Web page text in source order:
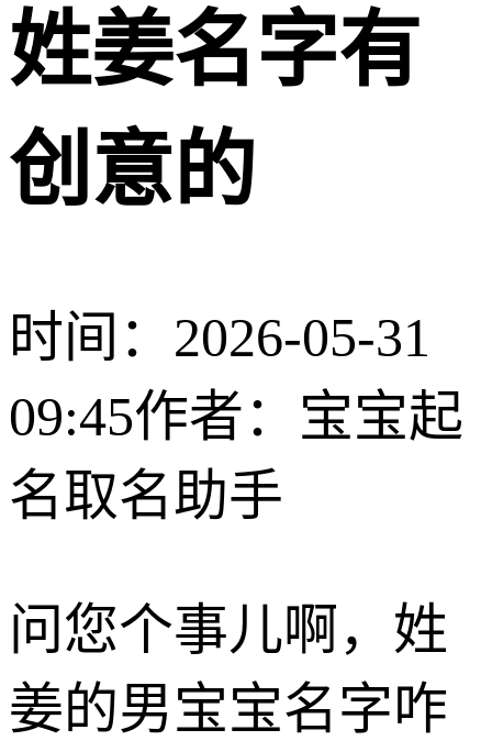
姓姜名字有
创意的
时间：2026-05-31
09:45作者：宝宝起
名取名助手
问您个事儿啊，姓
姜的男宝宝名字咋